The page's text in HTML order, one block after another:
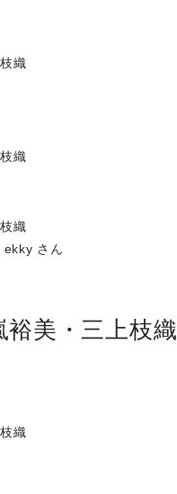
織
織
織
さん
美・三上枝織
織